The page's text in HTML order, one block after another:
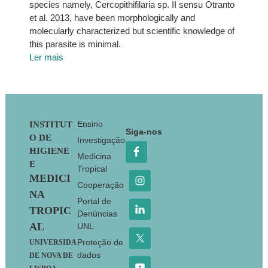
species namely, Cercopithifilaria sp. II sensu Otranto
et al. 2013, have been morphologically and
molecularly characterized but scientific knowledge of
this parasite is minimal.
Ler mais
Footer
INSTITUT
O DE
HIGIENE
E
MEDICI
NA
TROPIC
AL
UNIVERSIDA
DE NOVA DE
Ensino
Investigação
Medicina
Tropical
Cooperação
Portal de
Denúncias
UNL
Proteção de
dados
Siga-nos